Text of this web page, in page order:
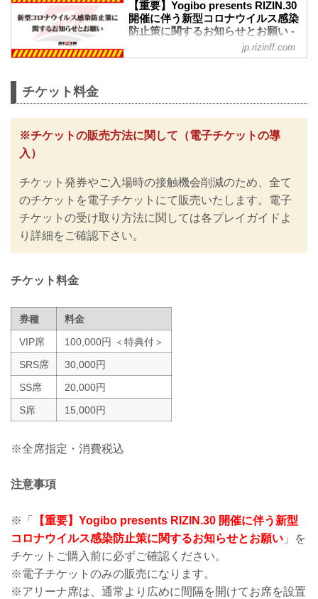
【重要】Yogibo presents RIZIN.30
開催に伴う新型コロナウイルス感染
防止策に関するお知らせとお願い -
RIZIN FIGHTING FEDERATION オ
フィシャルサイト
い。
RIZINではイベント開催に際し、日本スポ
ーツ協会が作成した「スポーツイベント
の再開に向けた感染拡大予防ガイドライ
コロナウイルス感染防止の為のチケット
の販売方法の変更や入退場規制の実施、
また禁止事項を設けるなど、新たな取り
組みを行いますのでご案内いたします。
皆さまには大変ご不便をおかけいたしま
すが、安心してご来場・ご観戦いただけ
jp.rizinff.com
チケット料金
※チケットの販売方法に関して（電子チケットの導
入）
チケット発券やご入場時の接触機会削減のため、全て
のチケットを電子チケットにて販売いたします。電子
チケットの受け取り方法に関しては各プレイガイドよ
り詳細をご確認下さい。
チケット料金
券種
料金
VIP席
100,000円 ＜特典付＞
SRS席
30,000円
SS席
20,000円
S席
15,000円
※全席指定・消費税込
注意事項
※「
【重要】Yogibo presents RIZIN.30 開催に伴う新型
コロナウイルス感染防止策に関するお知らせとお願い 」を
チケットご購入前に必ずご確認ください。
※電子チケットのみの販売になります。
※アリーナ席は、通常より広めに間隔を開けてお席を設置